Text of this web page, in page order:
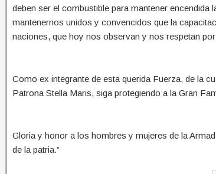
deben ser el combustible para mantener
mantenernos unidos y convencidos que la
naciones, que hoy nos observan y nos respetan
Como ex integrante de esta querida Fuerza, de la
Patrona Stella Maris, siga protegiendo a la Gran
Gloria y honor a los hombres y mujeres de la
de la patria.”